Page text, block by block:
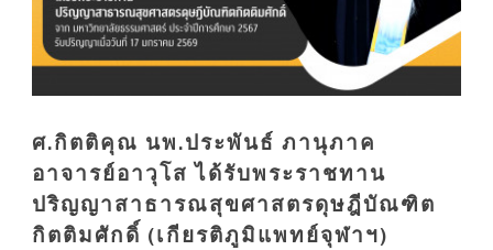
ศ.กิตติคุณ นพ.ประพันธ์ ภานุภาค
อาจารย์อาวุโส ได้รับพระราชทาน
ปริญญาสาธารณสุขศาสตรดุษฎีบัณฑิต
กิตติมศักดิ์ (เกียรติภูมิแพทย์จุฬาฯ)